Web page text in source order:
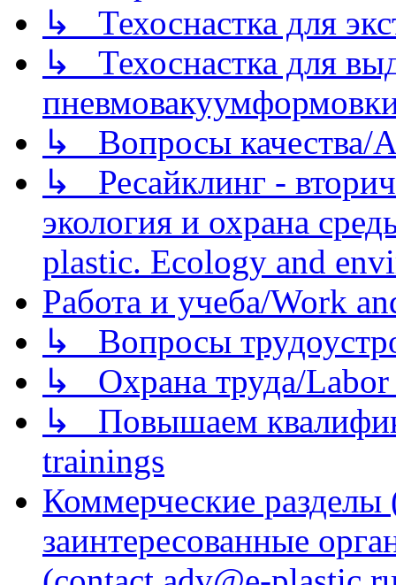
↳ Техоснастка для
↳ Техоснастка для
↳ Вопросы качества/
↳ Ресайклинг -
экология и охрана
plastic. Ecology and
Работа и учеба/Work
↳ Вопросы
↳ Охрана труда/Labor
↳ Повышаем
trainings
Коммерческие
заинтересованные